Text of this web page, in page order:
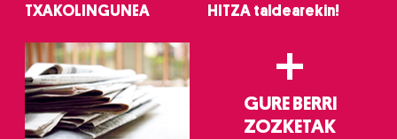
TXAKOLINGUNEA
HITZA taldearekin!
+
GURE BERRI
ZOZKETAK